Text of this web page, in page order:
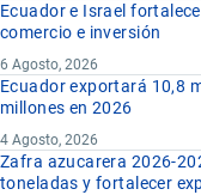
Ecuador e Israel
comercio e inversión
6 Agosto, 2026
Ecuador exportará 10,8
millones en 2026
4 Agosto, 2026
Zafra azucarera 2026-
toneladas y fortalecer